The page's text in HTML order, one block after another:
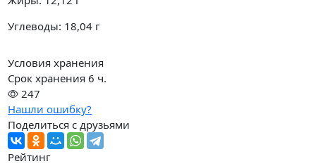
Углеводы: 18,04 г
Условия хранения
Срок хранения 6 ч.
247
Нашли ошибку?
Поделиться с друзьями
Рейтинг